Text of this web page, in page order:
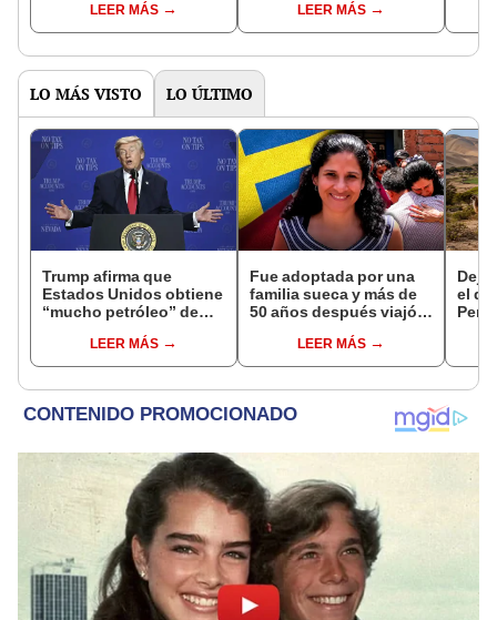
reintroducción de un
asno salvaje está
en un paisaje con más
LEER MÁS
encontrarlo: el hallazgo
podría cambiar todo lo
pasado
LEER MÁS
LO MÁS VISTO LO ÚLTIMO
Trump afirma que
Estados Unidos obtiene
“mucho petróleo” de
de Nicolás Maduro
LEER MÁS
Fue adoptada por una
familia sueca y más de
50 años después viajó a
sus raíces: "Encontré
esa parte faltante"
LEER MÁS
Dejó
el